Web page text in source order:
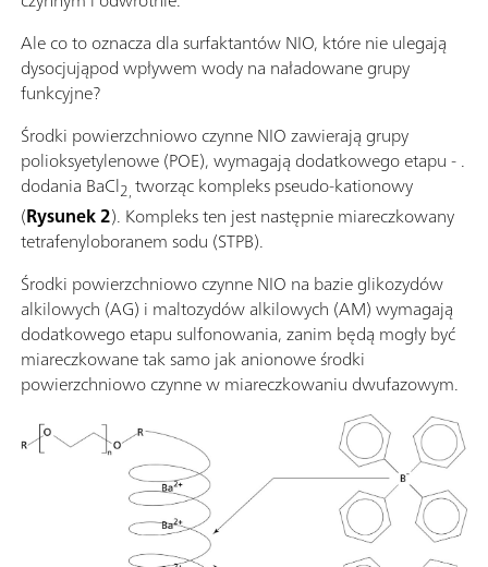
Ale co to oznacza dla surfaktantów NIO, które nie ulegają
dysocjująpod wpływem wody na naładowane grupy
funkcyjne?
Środki powierzchniowo czynne NIO zawierają grupy
polioksyetylenowe (POE), wymagają dodatkowego etapu - .
dodania BaCl2,tworząc kompleks pseudo-kationowy
(Rysunek 2). Kompleks ten jest następnie miareczkowany
tetrafenyloboranem sodu (STPB).
Środki powierzchniowo czynne NIO na bazie glikozydów
alkilowych (AG) i maltozydów alkilowych (AM) wymagają
dodatkowego etapu sulfonowania, zanim będą mogły być
miareczkowane tak samo jak anionowe środki
powierzchniowo czynne w miareczkowaniu dwufazowym.